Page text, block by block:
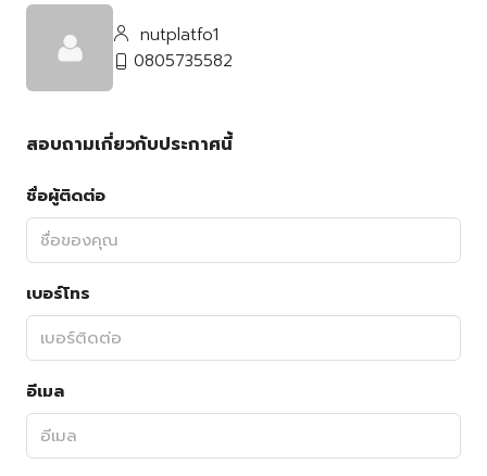
nutplatfo1
0805735582
สอบถามเกี่ยวกับประกาศนี้
ชื่อผู้ติดต่อ
เบอร์โทร
อีเมล